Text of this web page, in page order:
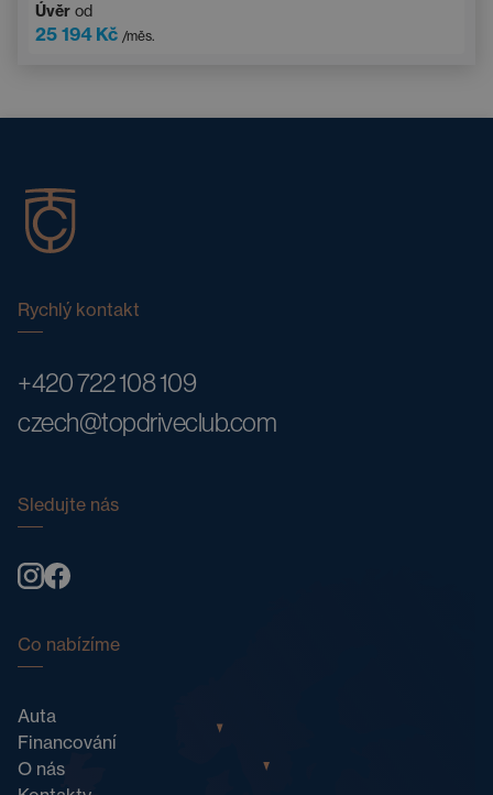
LED světlomety
Úvěr od
25 194 Kč /měs.
Rychlý kontakt
+420 722 108 109
czech@topdriveclub.com
Sledujte nás
Co nabízíme
Auta
Financování
O nás